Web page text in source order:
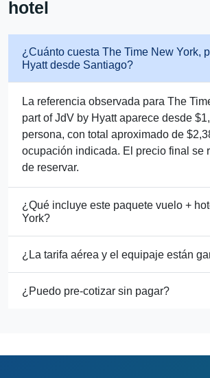
hotel
¿Cuánto cuesta The Time New York,
Hyatt desde Santiago?
La referencia observada para The
part of JdV by Hyatt aparece desde
persona, con total aproximado de
ocupación indicada. El precio final se
de reservar.
¿Qué incluye este paquete vuelo +
York?
¿La tarifa aérea y el equipaje están
¿Puedo pre-cotizar sin pagar?